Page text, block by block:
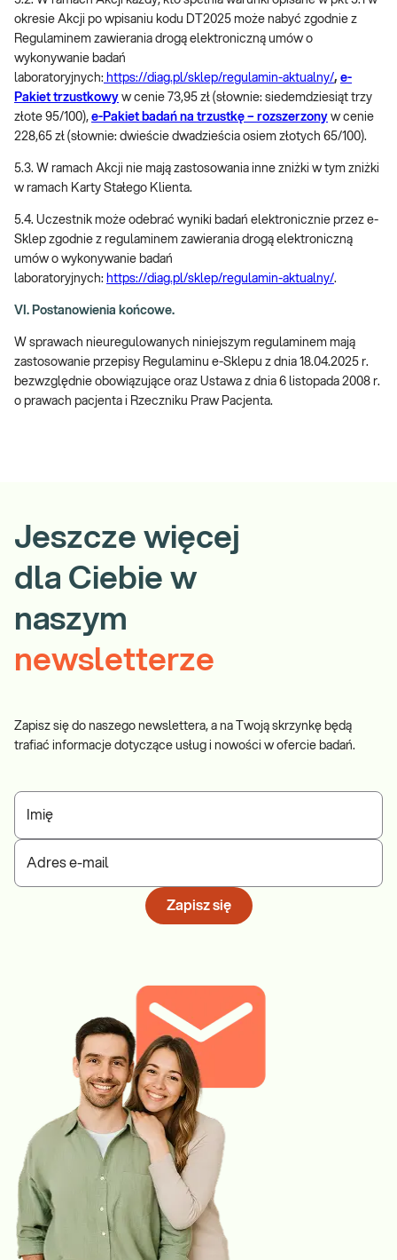
okresie Akcji po wpisaniu kodu DT2025 może nabyć zgodnie z
Regulaminem zawierania drogą elektroniczną umów o
wykonywanie badań
laboratoryjnych: https://diag.pl/sklep/regulamin-aktualny/, e-
Pakiet trzustkowy w cenie 73,95 zł (słownie: siedemdziesiąt trzy
złote 95/100), e-Pakiet badań na trzustkę – rozszerzony w cenie
228,65 zł (słownie: dwieście dwadzieścia osiem złotych 65/100).
5.3. W ramach Akcji nie mają zastosowania inne zniżki w tym zniżki
w ramach Karty Stałego Klienta.
5.4. Uczestnik może odebrać wyniki badań elektronicznie przez e-
Sklep zgodnie z regulaminem zawierania drogą elektroniczną
umów o wykonywanie badań
laboratoryjnych: https://diag.pl/sklep/regulamin-aktualny/.
VI. Postanowienia końcowe.
W sprawach nieuregulowanych niniejszym regulaminem mają
zastosowanie przepisy Regulaminu e-Sklepu z dnia 18.04.2025 r.
bezwzględnie obowiązujące oraz Ustawa z dnia 6 listopada 2008 r.
o prawach pacjenta i Rzeczniku Praw Pacjenta.
Jeszcze więcej
dla Ciebie w
naszym
newsletterze
Zapisz się do naszego newslettera, a na Twoją skrzynkę będą
trafiać informacje dotyczące usług i nowości w ofercie badań.
Imię
Adres e-mail
Zapisz się